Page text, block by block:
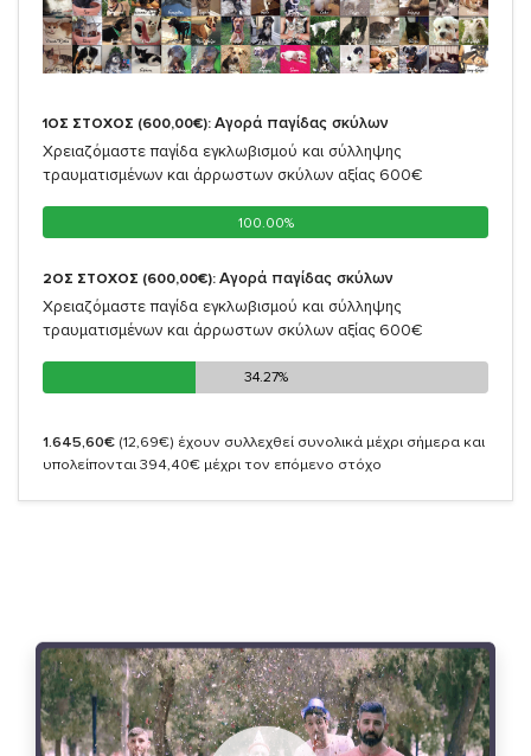
1ΟΣ ΣΤΟΧΟΣ (600,00€): Αγορά παγίδας σκύλων
Χρειαζόμαστε παγίδα εγκλωβισμού και σύλληψης
τραυματισμένων και άρρωστων σκύλων αξίας 600€
100.00%
100.00%
2ΟΣ ΣΤΟΧΟΣ (600,00€): Αγορά παγίδας σκύλων
Χρειαζόμαστε παγίδα εγκλωβισμού και σύλληψης
τραυματισμένων και άρρωστων σκύλων αξίας 600€
34.27%
34.27%
1.645,60€ (12,69€) έχουν συλλεχθεί συνολικά μέχρι σήμερα και
υπολείπονται 394,40€ μέχρι τον επόμενο στόχο